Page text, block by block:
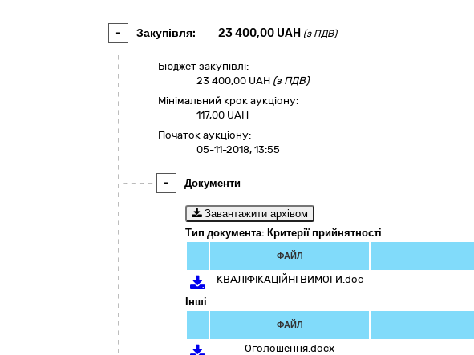
- Закупівля: 23 400,00 UAH (з ПДВ)
Бюджет закупівлі:
23 400,00 UAH (з ПДВ)
Мінімальний крок аукціону:
117,00 UAH
Початок аукціону:
05-11-2018, 13:55
- Документи
Завантажити архівом
Тип документа: Критерії прийнятності
ФАЙЛ
КВАЛІФІКАЦІЙНІ ВИМОГИ.doc
Інші
ФАЙЛ
Оголошення.docx